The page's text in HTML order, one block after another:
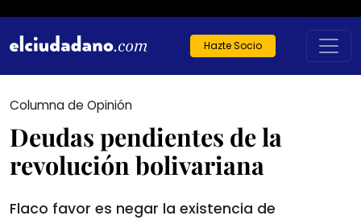
Hazte Socio
Columna de Opinión
Deudas pendientes de la
revolución bolivariana
Flaco favor es negar la existencia de